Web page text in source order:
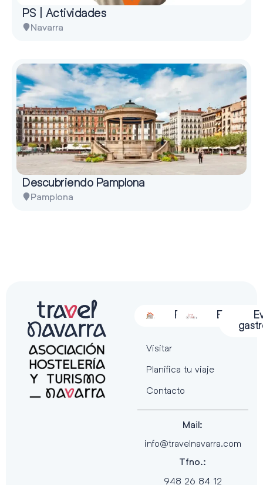
PS | Actividades
Navarra
Descubriendo Pamplona
Pamplona
Alojamiento
Restauración
Actividades
Visitar
Planifica tu viaje
Contacto
Mail:
info@travelnavarra.com
Tfno.:
948 26 84 12